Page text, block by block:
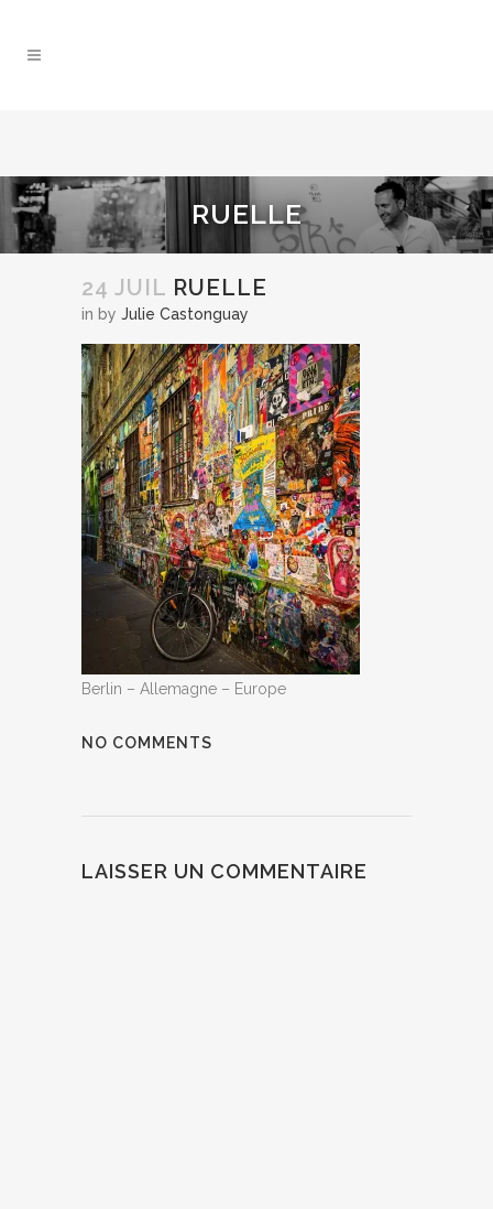
RUELLE
24 JUIL RUELLE
in by Julie Castonguay
Berlin – Allemagne – Europe
NO COMMENTS
LAISSER UN COMMENTAIRE